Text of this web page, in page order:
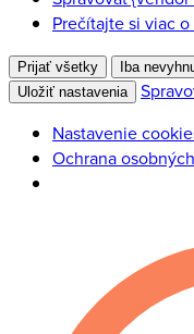
Prečítajte si viac
Prijať všetky Iba
Uložiť nastavenia
Nastavenie
Ochrana